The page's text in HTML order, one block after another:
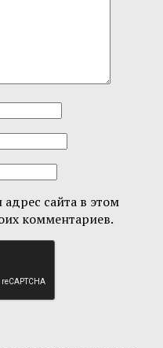
сайта в этом
комментариев.